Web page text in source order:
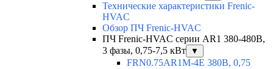
Технические характеристики Frenic-
HVAC
Обзор ПЧ Frenic-HVAC
ПЧ Frenic-HVAC серии AR1 380-480В,
3 фазы, 0,75-7,5 кВт
▼
FRN0.75AR1M-4E 380В, 0,75